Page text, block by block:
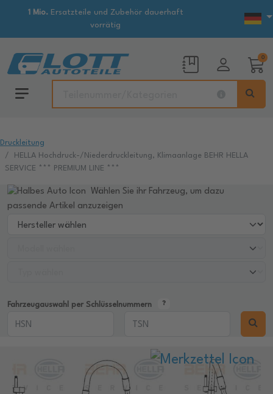
1 Mio.Ersatzteile und Zubehör dauerhaft
vorrätig
0
Druckleitung
HELLA Hochdruck-/Niederdruckleitung, Klimaanlage BEHR HELLA
SERVICE *** PREMIUM LINE ***
Wählen Sie ihr Fahrzeug, um dazu
passende Artikel anzuzeigen
Fahrzeugauswahl per Schlüsselnummern